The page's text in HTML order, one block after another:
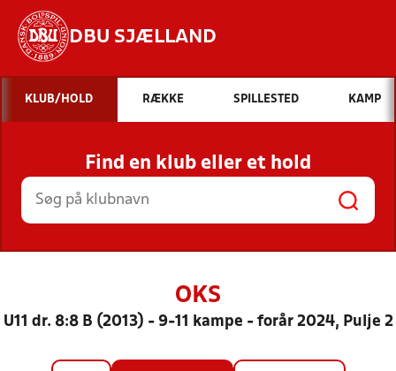
DBU SJÆLLAND
Hvad vil du søge efter?
INDHOLD OG NYHEDER
STILLINGER, RESULTATER, KLUBBER OG
HOLD
KLUB/HOLD RÆKKE SPILLESTED KAMP
Find en klub eller et hold
OKS
U11 dr. 8:8 B (2013) - 9-11 kampe - forår 2024, Pulje 2